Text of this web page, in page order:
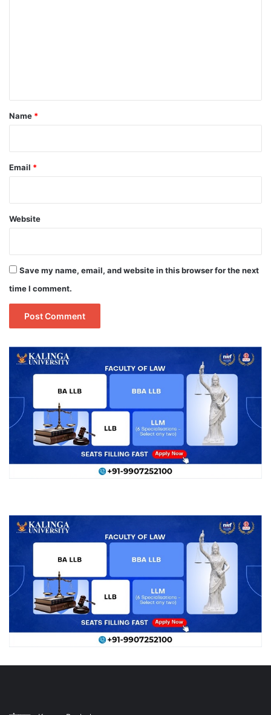
*
Name *
Email *
Website
Save my name, email, and website in this browser for the next
time I comment.